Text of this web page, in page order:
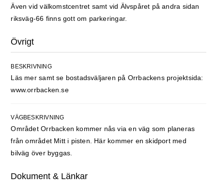
Även vid välkomstcentret samt vid Älvspåret på andra sidan
riksväg-66 finns gott om parkeringar.
Övrigt
BESKRIVNING
Läs mer samt se bostadsväljaren på Orrbackens projektsida:
www.orrbacken.se
VÄGBESKRIVNING
Området Orrbacken kommer nås via en väg som planeras
från området Mitt i pisten. Här kommer en skidport med
bilväg över byggas.
Dokument & Länkar